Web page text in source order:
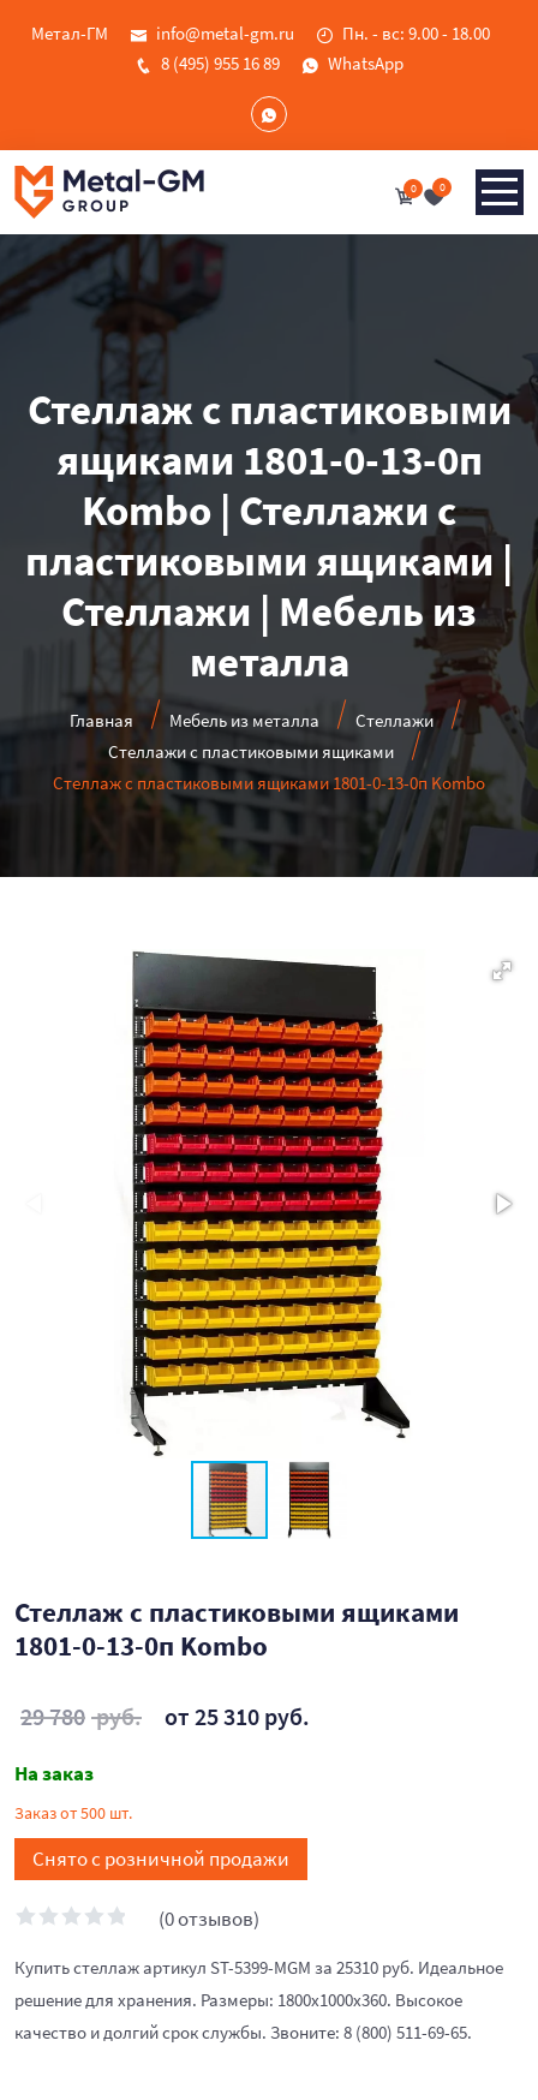
Метал-ГМ info@metal-gm.ru
Пн. - вс: 9.00 - 18.00
8 (495) 955 16 89
WhatsApp
0 0
Стеллаж с пластиковыми
ящиками 1801-0-13-0п
Kombo | Стеллажи с
пластиковыми ящиками |
Стеллажи | Мебель из
металла
Главная Мебель из металла
Стеллажи
Стеллажи с пластиковыми ящиками
Стеллаж с пластиковыми ящиками 1801-0-13-0п Kombo
Стеллаж с пластиковыми ящиками
1801-0-13-0п Kombo
29 780 руб. от 25 310 руб.
На заказ
Заказ от 500 шт.
Снято с розничной продажи
(0 отзывов)
Купить стеллаж артикул ST-5399-MGM за 25310 руб. Идеальное
решение для хранения. Размеры: 1800x1000x360. Высокое
качество и долгий срок службы. Звоните: 8 (800) 511-69-65.